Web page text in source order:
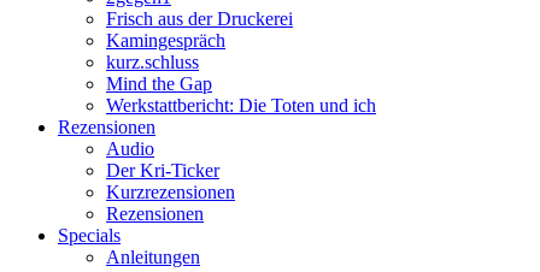
Frisch aus der Druckerei
Kamingespräch
kurz.schluss
Mind the Gap
Werkstattbericht: Die Toten und ich
Rezensionen
Audio
Der Kri-Ticker
Kurzrezensionen
Rezensionen
Specials
Anleitungen